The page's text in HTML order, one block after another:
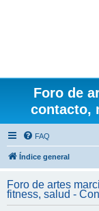
Foro de
contacto,
FAQ
Índice general
Foro de artes
fitness, salud -